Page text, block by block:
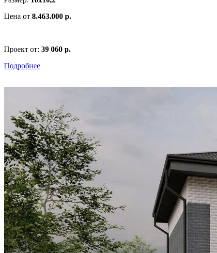
Цена от 8.463.000 р.
Проект от: 39 060 р.
Подробнее